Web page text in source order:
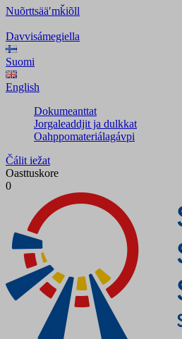
Nuõrttsääʹmǩiõll
Davvisámegiella
Suomi
English
Dokumeanttat
Jorgaleaddjit ja dulkkat
Oahppomateriálagávpi
Čálit iežat
Oasttuskore
0